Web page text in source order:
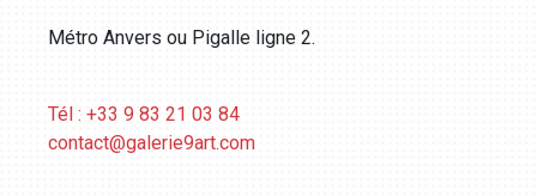
Métro Anvers ou Pigalle ligne 2.
Tél : +33 9 83 21 03 84
contact@galerie9art.com